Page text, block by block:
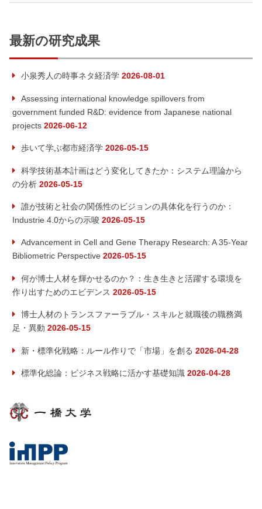
ビ
ゲ
ー
シ
ョ
ン
記
の
事:
最新の研究成果
小泉秀人の時事ネタ経済学 2026-08-01
Assessing international knowledge spillovers from
government funded R&D: evidence from Japanese national
projects 2026-06-12
歩いて学ぶ都市経済学 2026-05-15
科学技術基本計画はどう変化してきたか：システム理論から
の分析 2026-05-15
誰が技術と社会の関係性のビジョンの具体化を行うのか：
Industrie 4.0からの示唆 2026-05-15
Advancement in Cell and Gene Therapy Research: A 35-Year
Bibliometric Perspective 2026-05-15
何が博士人材を輝かせるのか？：生き生きと活躍する環境を
作り出すためのエビデンス 2026-05-15
博士人材のトランスファーラブル・スキルと就職後の職務満
足・異動 2026-05-15
新・標準化戦略：ルール作りで「市場」を創る 2026-04-28
標準化総論：ビジネス戦略に活かす基礎知識 2026-04-28